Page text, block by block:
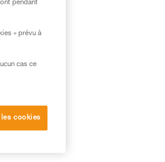
pendant
» prévu à
cas ce
cookies